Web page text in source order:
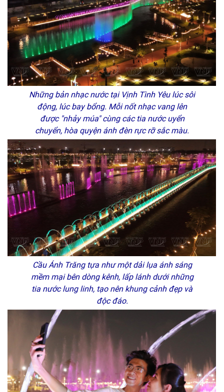
Những bản nhạc nước tại Vịnh Tình Yêu lúc sôi
động, lúc bay bổng. Mỗi nốt nhạc vang lên
được "nhảy múa" cùng các tia nước uyển
chuyển, hòa quyện ánh đèn rực rỡ sắc màu.
Cầu Ánh Trăng tựa như một dải lụa ánh sáng
mềm mại bên dòng kênh, lấp lánh dưới những
tia nước lung linh, tạo nên khung cảnh đẹp và
độc đáo.